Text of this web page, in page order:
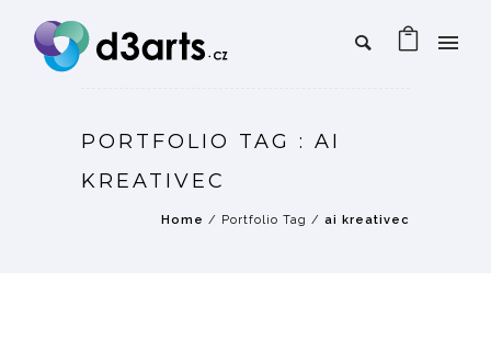
PORTFOLIO TAG : AI
KREATIVEC
Home / Portfolio Tag / ai kreativec